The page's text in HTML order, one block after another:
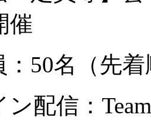
催
50名（先
配信：